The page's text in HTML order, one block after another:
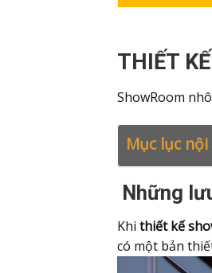
THIẾT
ShowRoom
Mục lục
Những
Khi thiết kế
có một bản